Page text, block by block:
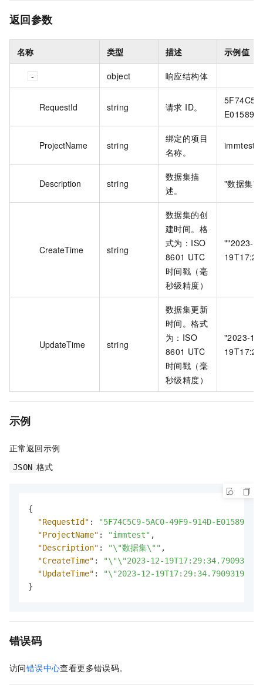
返回参数
名称 类型 描述 示例值
object 响应结构体
RequestId string 请求 ID。
ProjectName string
绑定的项目
名称。
immtest
Description string
数据集描
述。
"数据集"
CreateTime string
数据集的创
建时间。格
式为：ISO
8601 UTC
时间戳（毫
秒级精度）
""2023-
UpdateTime string
数据集更新
时间。格式
为：ISO
8601 UTC
时间戳（毫
秒级精度）
"2023-12-
示例
正常返回示例
JSON 格式
{
"RequestId" :
"5F74C5C9-5AC0-49F9-914D-
"ProjectName" : "immtest" ,
"Description" : "\"数据集\"" ,
"CreateTime" :
"\"\"2023-12-
"UpdateTime" :
"\"2023-12-
}
错误码
访问错误中心查看更多错误码。